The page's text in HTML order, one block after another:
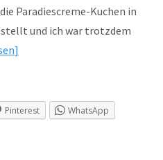
Paradiescreme-Kuchen in
und ich war trotzdem
Pinterest
WhatsApp